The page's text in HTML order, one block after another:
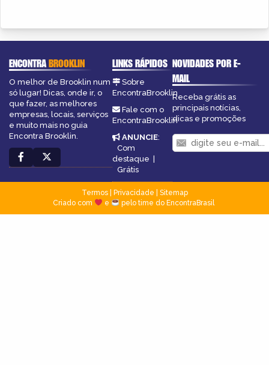
ENCONTRABROOKLIN
O melhor de Brooklin num
só lugar! Dicas, onde ir, o
que fazer, as melhores
empresas, locais, serviços
e muito mais no guia
Encontra Brooklin.
LINKS RÁPIDOS
Sobre
EncontraBrooklin
Fale com o
EncontraBrooklin
ANUNCIE:
Com
destaque |
Grátis
NOVIDADES POR E-
MAIL
Receba grátis as
principais notícias,
dicas e promoções
Termos| Privacidade
Sitemap
Criado com
e pelo time do EncontraBrasil